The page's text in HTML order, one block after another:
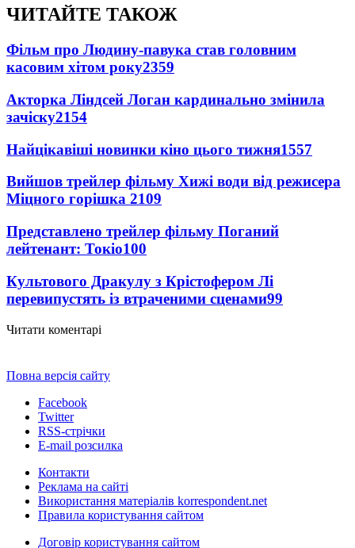
ЧИТАЙТЕ ТАКОЖ
Фільм про Людину-павука став головним
касовим хітом року2359
Акторка Ліндсей Логан кардинально змінила
зачіску2154
Найцікавіші новинки кіно цього тижня1557
Вийшов трейлер фільму Хижі води від режисера
Міцного горішка 2109
Представлено трейлер фільму Поганий
лейтенант: Токіо100
Культового Дракулу з Крістофером Лі
перевипустять із втраченими сценами99
Читати коментарі
Повна версія сайту
Facebook
Twitter
RSS-стрічки
E-mail розсилка
Контакти
Реклама на сайті
Використання матеріалів korrespondent.net
Правила користування сайтом
Договір користування сайтом